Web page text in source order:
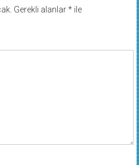
Gerekli alanlar*ile